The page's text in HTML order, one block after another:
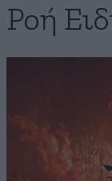
Ροή